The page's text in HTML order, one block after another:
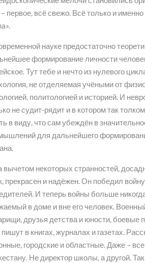
первое, всё свежо. Всё только и
науке предостаточно
формирование личности
Тут тебе и нечто из нулевого
не отделяемая учёными от
политологией и историей. И
не судит-рядит и в котором так
в виду, что сам убеждён в
для дальнейшего
вычетом некоторых странностей,
прекрасен и надёжен. Он победил
И теперь войны больше
в доме и вне его человек.
друзья детства и юности, боевые
пишут в книгах, журналах и газетах.
городские и областные. Даже –
Не директор школы, а другой.